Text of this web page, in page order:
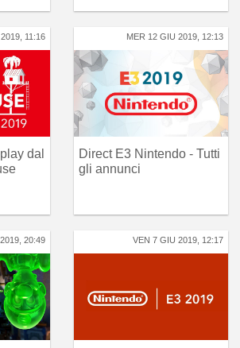
11:16
dal
MER 12 GIU 2019, 12:13
Direct E3 Nintendo - Tutti
gli annunci
20:49 VEN 7 GIU 2019, 12:17